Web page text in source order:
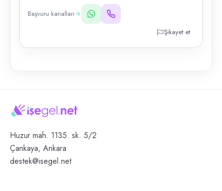
Başvuru kanalları
Şikayet et
Huzur mah. 1135. sk. 5/2
Çankaya, Ankara
destek@isegel.net